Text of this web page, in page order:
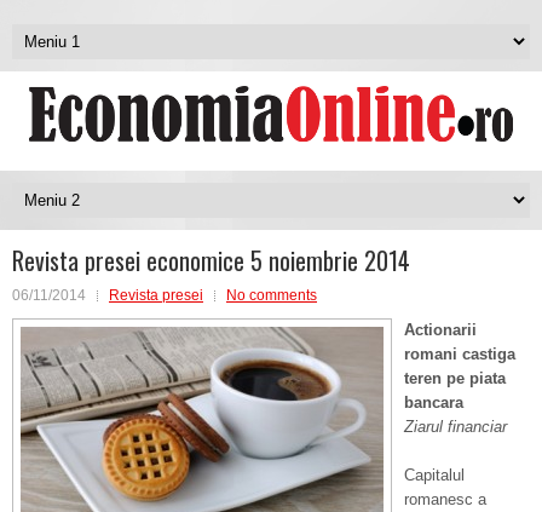
Revista presei economice 5 noiembrie 2014
06/11/2014 Revista presei No comments
Actionarii
romani castiga
teren pe piata
bancara
Ziarul financiar
Capitalul
romanesc a